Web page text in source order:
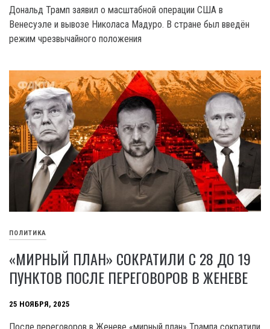
Дональд Трамп заявил о масштабной операции США в
Венесуэле и вывозе Николаса Мадуро. В стране был введён
режим чрезвычайного положения
ПОЛИТИКА
«МИРНЫЙ ПЛАН» СОКРАТИЛИ С 28 ДО 19
ПУНКТОВ ПОСЛЕ ПЕРЕГОВОРОВ В ЖЕНЕВЕ
25 НОЯБРЯ, 2025